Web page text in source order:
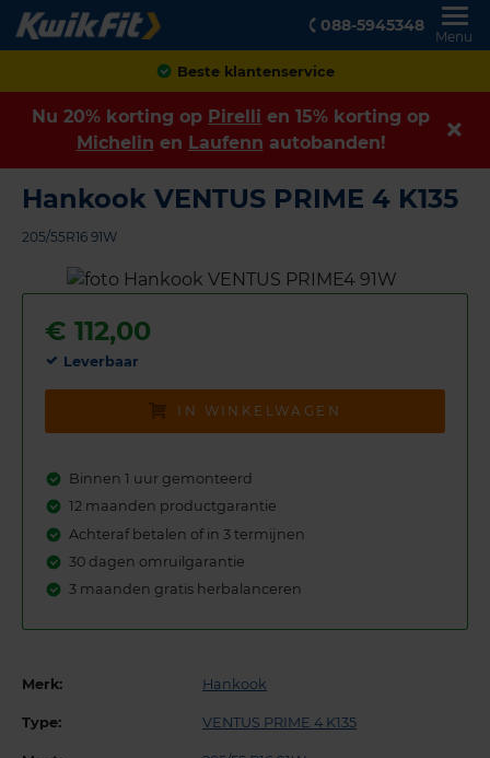
088-5945348
Menu
Achteraf betalen
Nu 20% korting op Pirelli en 15% korting op
Michelin en Laufenn autobanden!
Hankook VENTUS PRIME 4 K135
205/55R16 91W
€ 112,00
Leverbaar
IN WINKELWAGEN
Binnen 1 uur gemonteerd
12 maanden productgarantie
Achteraf betalen of in 3 termijnen
30 dagen omruilgarantie
3 maanden gratis herbalanceren
Merk: Hankook
Type: VENTUS PRIME 4 K135